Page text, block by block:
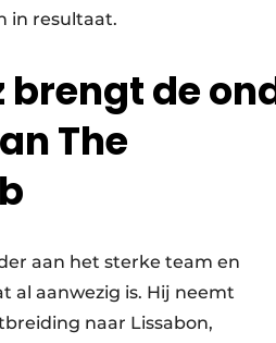
in resultaat.
de
The
aan het sterke team en
al aanwezig is. Hij neemt
naar Lissabon,